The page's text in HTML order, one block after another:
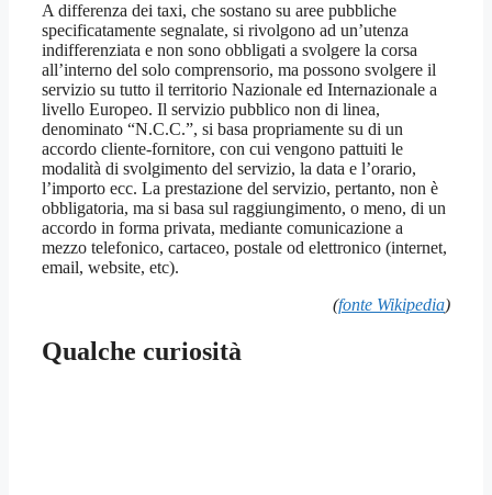
A differenza dei taxi, che sostano su aree pubbliche
specificatamente segnalate, si rivolgono ad un’utenza
indifferenziata e non sono obbligati a svolgere la corsa
all’interno del solo comprensorio, ma possono svolgere il
servizio su tutto il territorio Nazionale ed Internazionale a
livello Europeo. Il servizio pubblico non di linea,
denominato “N.C.C.”, si basa propriamente su di un
accordo cliente-fornitore, con cui vengono pattuiti le
modalità di svolgimento del servizio, la data e l’orario,
l’importo ecc. La prestazione del servizio, pertanto, non è
obbligatoria, ma si basa sul raggiungimento, o meno, di un
accordo in forma privata, mediante comunicazione a
mezzo telefonico, cartaceo, postale od elettronico (internet,
email, website, etc).
(fonte Wikipedia)
Qualche curiosità